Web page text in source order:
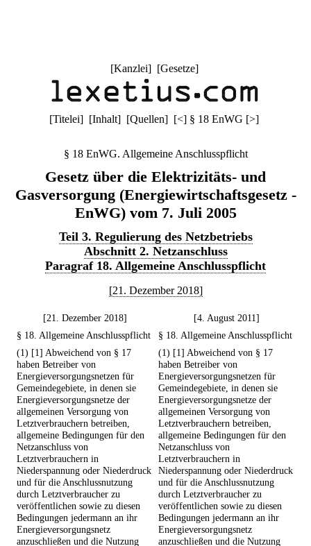
[Kanzlei] [Gesetze]
[Titelei] [Inhalt] [Quellen] [<] § 18 EnWG [>]
§ 18 EnWG. Allgemeine Anschlusspflicht
Gesetz über die Elektrizitäts- und
Gasversorgung (Energiewirtschaftsgesetz -
EnWG) vom 7. Juli 2005
Teil 3. Regulierung des Netzbetriebs
Abschnitt 2. Netzanschluss
Paragraf 18. Allgemeine Anschlusspflicht
[21. Dezember 2018]
[21. Dezember 2018]
[4. August 2011]
§ 18. Allgemeine Anschlusspflicht
§ 18. Allgemeine Anschlusspflicht
(1) [1] Abweichend von § 17
haben Betreiber von
Energieversorgungsnetzen für
Gemeindegebiete, in denen sie
Energieversorgungsnetze der
allgemeinen Versorgung von
Letztverbrauchern betreiben,
allgemeine Bedingungen für den
Netzanschluss von
Letztverbrauchern in
Niederspannung oder Niederdruck
und für die Anschlussnutzung
durch Letztverbraucher zu
veröffentlichen sowie zu diesen
Bedingungen jedermann an ihr
Energieversorgungsnetz
anzuschließen und die Nutzung
(1) [1] Abweichend von § 17
haben Betreiber von
Energieversorgungsnetzen für
Gemeindegebiete, in denen sie
Energieversorgungsnetze der
allgemeinen Versorgung von
Letztverbrauchern betreiben,
allgemeine Bedingungen für den
Netzanschluss von
Letztverbrauchern in
Niederspannung oder Niederdruck
und für die Anschlussnutzung
durch Letztverbraucher zu
veröffentlichen sowie zu diesen
Bedingungen jedermann an ihr
Energieversorgungsnetz
anzuschließen und die Nutzung